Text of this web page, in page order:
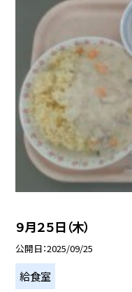
９月２５日（木）
公開日 2025/09/25
給食室